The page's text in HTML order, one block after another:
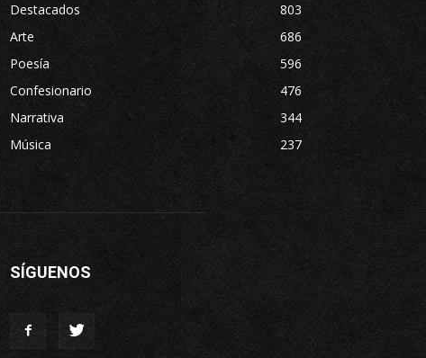
Destacados
803
Arte
686
Poesía
596
Confesionario
476
Narrativa
344
Música
237
SÍGUENOS